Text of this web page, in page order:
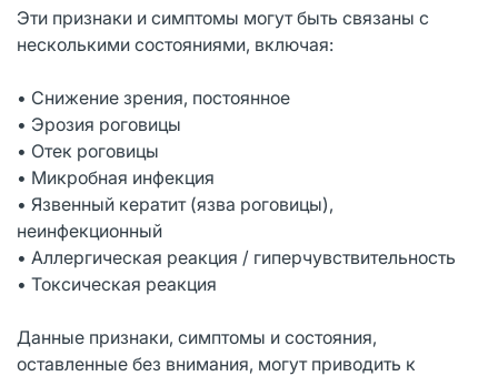
Эти признаки и симптомы могут быть связаны с
несколькими состояниями, включая:
• Снижение зрения, постоянное
• Эрозия роговицы
• Отек роговицы
• Микробная инфекция
• Язвенный кератит (язва роговицы),
неинфекционный
• Аллергическая реакция / гиперчувствительность
• Токсическая реакция
Данные признаки, симптомы и состояния,
оставленные без внимания, могут приводить к